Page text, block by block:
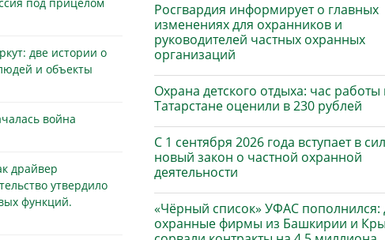
под прицелом
две истории о
и объекты
война
драйвер
утвердило
функций.
Росгвардия информирует о главных
изменениях для охранников и
руководителей частных охранных
организаций
Охрана детского отдыха: час работы
Татарстане оценили в 230 рублей
С 1 сентября 2026 года вступает в
новый закон о частной охранной
деятельности
«Чёрный список» УФАС пополнился:
охранные фирмы из Башкирии и